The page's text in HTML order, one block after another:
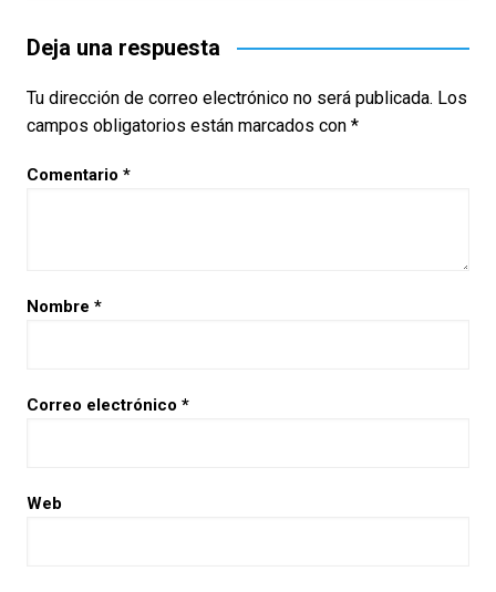
Deja una respuesta
Tu dirección de correo electrónico no será publicada. Los
campos obligatorios están marcados con *
Comentario *
Nombre *
Correo electrónico *
Web